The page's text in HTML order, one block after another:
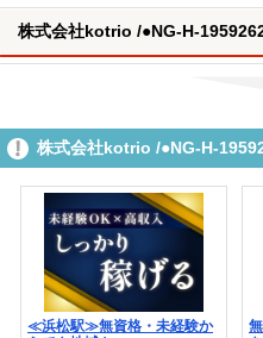
株式会社kotrio /●NG-H-
株式会社kotrio /●NG-H-
≪浜松駅≫無資格・未経験か